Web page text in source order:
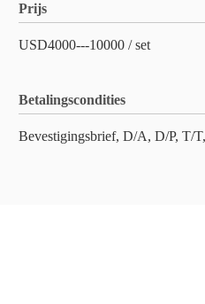
Prijs
USD4000---10000 / set
Betalingscondities
Bevestigingsbrief, D/A, D/P, T/